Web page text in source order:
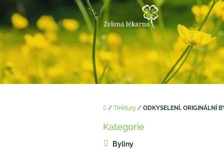
obsah
Domů
/ Tinktury / ODKYSELENÍ, ORIGINÁLNÍ
Přeskočit
Kategorie
Byliny